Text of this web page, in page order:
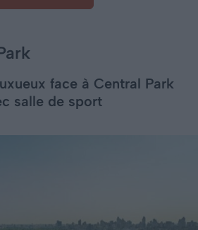
face à Central Park
salle de sport